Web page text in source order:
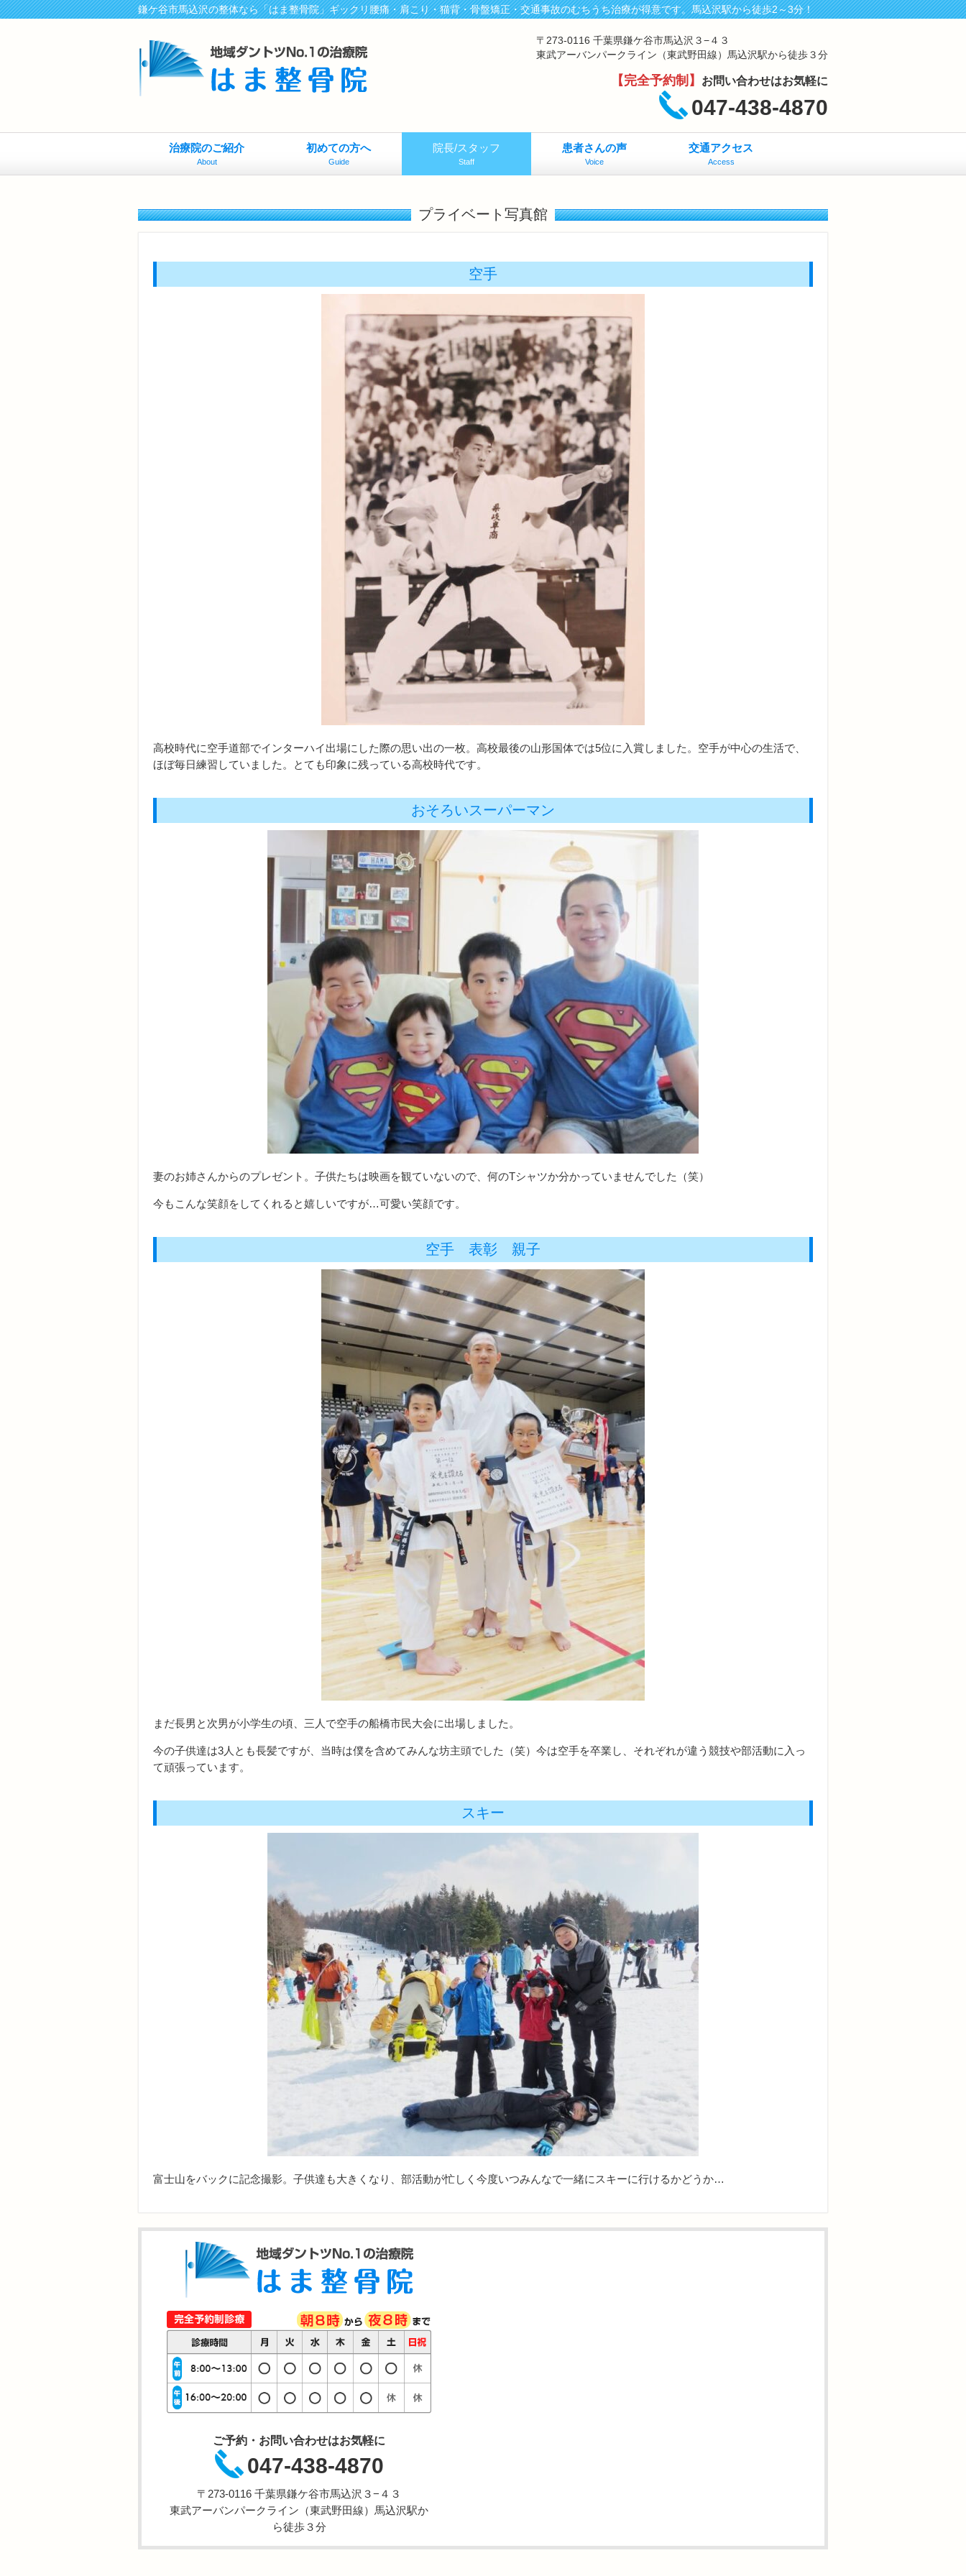
鎌ケ谷市馬込沢の整体なら「はま整骨院」ギックリ腰痛・肩こり・猫背・骨盤矯正・交通事故のむちうち治療が得意です。馬込沢駅から徒歩2～3分！
〒273-0116 千葉県鎌ケ谷市馬込沢３−４３
東武アーバンパークライン（東武野田線）馬込沢駅から徒歩３分
【完全予約制】 お問い合わせはお気軽に
047-438-4870
治療院のご紹介
About
初めての方へ
Guide
院長/スタッフ
Staff
患者さんの声
Voice
交通アクセス
Access
プライベート写真館
空手
高校時代に空手道部でインターハイ出場にした際の思い出の一枚。高校最後の山形国体では5位に入賞しました。空手が中心の生活で、
ほぼ毎日練習していました。とても印象に残っている高校時代です。
おそろいスーパーマン
妻のお姉さんからのプレゼント。子供たちは映画を観ていないので、何のTシャツか分かっていませんでした（笑）
今もこんな笑顔をしてくれると嬉しいですが…可愛い笑顔です。
空手 表彰 親子
まだ長男と次男が小学生の頃、三人で空手の船橋市民大会に出場しました。
今の子供達は3人とも長髪ですが、当時は僕を含めてみんな坊主頭でした（笑）今は空手を卒業し、それぞれが違う競技や部活動に入っ
て頑張っています。
スキー
富士山をバックに記念撮影。子供達も大きくなり、部活動が忙しく今度いつみんなで一緒にスキーに行けるかどうか…
ご予約・お問い合わせはお気軽に
047-438-4870
〒273-0116 千葉県鎌ケ谷市馬込沢３−４３
東武アーバンパークライン（東武野田線）馬込沢駅か
ら徒歩３分